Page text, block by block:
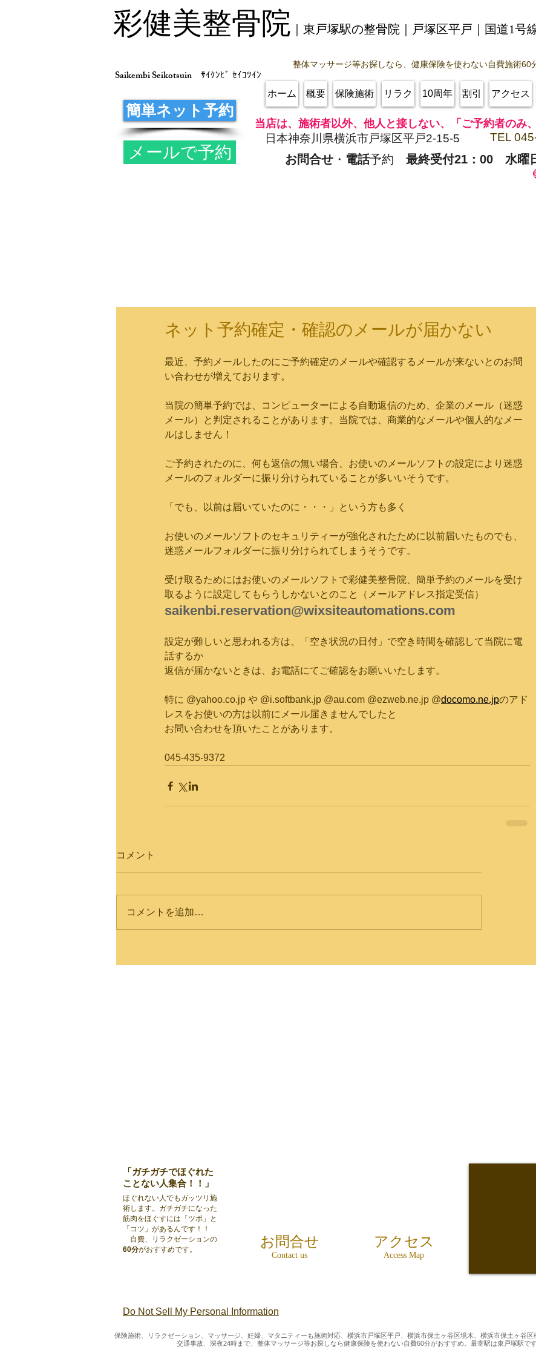
彩健美整骨院 ｜東戸塚駅の整骨院｜戸塚区平戸｜ 国道1号
簡単ネット予約
ホーム 概要 保険施術 リラク 10周年 割引 アクセス
Saikembi Seikotsuin ｻｲｹﾝﾋﾞ ｾｲｺﾂｲﾝ
整体マッサージ等お探しなら、健康保険を使わない自費施術60
当店は、施術者以外、他人と接しない、「ご予約者のみ
メールで予約
日本神奈川県横浜市戸塚区平戸2-15-5 TEL
お問合せ ・ 電話予約 最終受付21：00 水曜
ネット予約確定・確認のメールが届かない
最近、予約メールしたのにご予約確定のメールや確認するメールが来ないとのお問
い合わせが増えております。
当院の簡単予約では、コンピューターによる自動返信のため、企業のメール（迷惑
メール）と判定されることがあります。当院では、商業的なメールや個人的なメー
ルはしません！
ご予約されたのに、何も返信の無い場合、お使いのメールソフトの設定により迷惑
メールのフォルダーに振り分けられていることが多いいそうです。
「でも、以前は届いていたのに・・・」という方も多く
お使いのメールソフトのセキュリティーが強化されたために以前届いたものでも、
迷惑メールフォルダーに振り分けられてしまうそうです。
受け取るためにはお使いのメールソフトで彩健美整骨院、簡単予約のメールを受け
取るように設定してもらうしかないとのこと（メールアドレス指定受信）
saikenbi.reservation@wixsiteautomations.com
設定が難しいと思われる方は、「空き状況の日付」で空き時間を確認して当院に電
話するか
返信が届かないときは、お電話にてご確認をお願いいたします。
特に @yahoo.co.jp や @i.softbank.jp @au.com @ezweb.ne.jp @docomo.ne.jpのアド
レスをお使いの方は以前にメール届きませんでしたと
お問い合わせを頂いたことがあります。
045-435-9372
コメント
コメントを追加…
「ガチガチでほぐれた
ことない人集合！！」
ほぐれない人でもガッツリ施
術します。ガチガチになった
筋肉をほぐすには「ツボ」と
「コツ」があるんです！！
自費、リラクゼーションの
60分がおすすめです。 お問合せ
Contact us
アクセス
Access Map
Do Not Sell My Personal Information
保険施術、リラクゼーション、マッサージ、妊婦、マタニティーも施術対応、横浜市戸塚区平戸、横浜市保土ヶ谷区境木、横浜市保土ヶ谷区
交通事故、深夜24時まで、整体マッサージ等お探しなら健康保険を使わない自費60分がおすすめ。最寄駅は東戸塚駅で